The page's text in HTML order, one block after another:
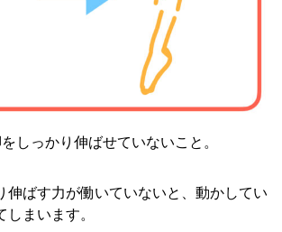
しっかり伸ばせていないこと。
伸ばす力が働いていないと、動かしてい
まいます。